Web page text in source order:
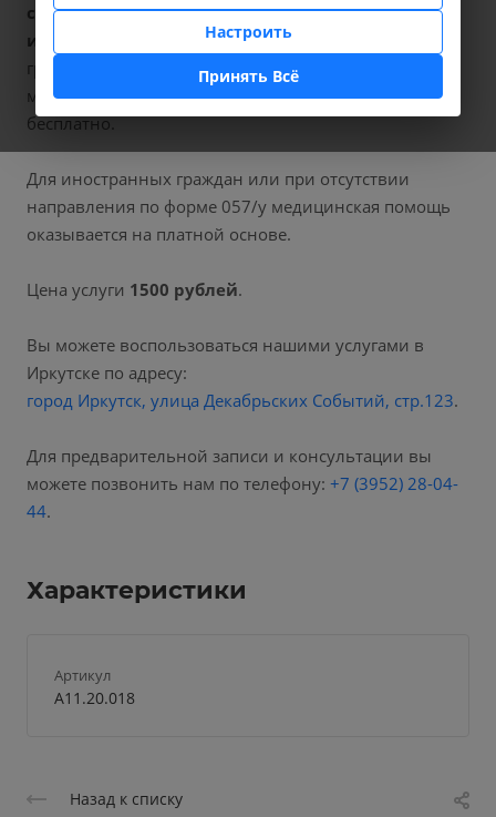
свода влагалища с цитологическим
исследованием
, код услуги (НМУ)
граждан России, у которых есть направление,
медицинская помощь оказывается по полису ОМС
бесплатно.
Для иностранных граждан или при отсутствии
направления по форме 057/у медицинская помощь
оказывается на платной основе.
Цена услуги 1500 рублей.
Вы можете воспользоваться нашими услугами в
Иркутске по адресу:
город Иркутск, улица Декабрьских Событий, стр.123.
Для предварительной записи и консультации вы
можете позвонить нам по телефону: +7 (3952) 28-04-
44.
Характеристики
Артикул
А11.20.018
Назад к списку
Настроить
Принять Всё